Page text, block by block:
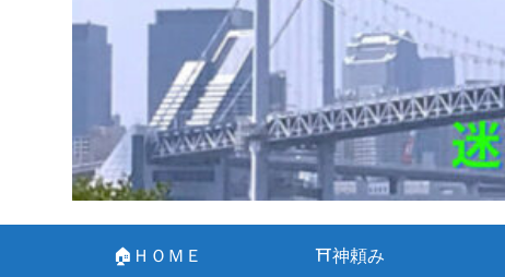
🏠ＨＯＭＥ ⛩神頼み